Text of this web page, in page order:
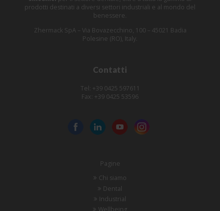
prodotti destinati a diversi settori industriali e al mondo del
benessere.
Zhermack SpA – Via Bovazecchino, 100 – 45021 Badia
Polesine (RO), Italy.
Contatti
Tel: +39 0425 597611
Fax: +39 0425 53596
Pagine
Chi siamo
Dental
Industrial